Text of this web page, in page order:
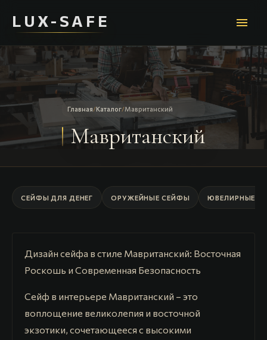
LUX-SAFE menu
Главная/Каталог/Мавританский
Мавританский
СЕЙФЫ ДЛЯ ДЕНЕГ ОРУЖЕЙНЫЕ СЕЙФЫ ЮВЕЛИРНЫЕ
Дизайн сейфа в стиле Мавританский: Восточная
Роскошь и Современная Безопасность
Сейф в интерьере Мавританский – это
воплощение великолепия и восточной
экзотики, сочетающееся с высокими